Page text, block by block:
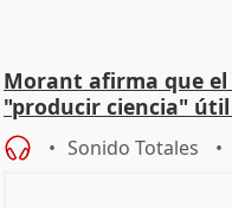
Morant afirma que
"producir ciencia"
Sonido Totales